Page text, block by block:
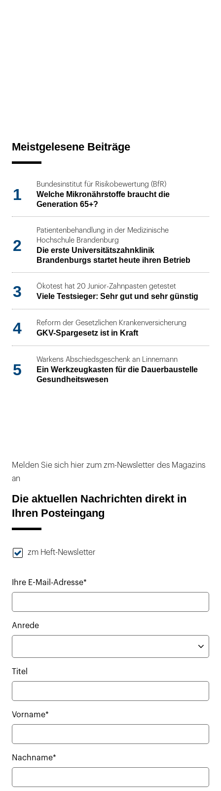
Meistgelesene Beiträge
1
Bundesinstitut für Risikobewertung (BfR)
Welche Mikronährstoffe braucht die
Generation 65+?
2
Patientenbehandlung in der Medizinische
Hochschule Brandenburg
Die erste Universitätszahnklinik
Brandenburgs startet heute ihren Betrieb
3 Ökotest hat 20 Junior-Zahnpasten getestet
Viele Testsieger: Sehr gut und sehr günstig
4 Reform der Gesetzlichen Krankenversicherung
GKV-Spargesetz ist in Kraft
5
Warkens Abschiedsgeschenk an Linnemann
Ein Werkzeugkasten für die Dauerbaustelle
Gesundheitswesen
Melden Sie sich hier zum zm-Newsletter des Magazins
an
Die aktuellen Nachrichten direkt in
Ihren Posteingang
zm Heft-Newsletter
Ihre E-Mail-Adresse*
Anrede
Titel
Vorname*
Nachname*